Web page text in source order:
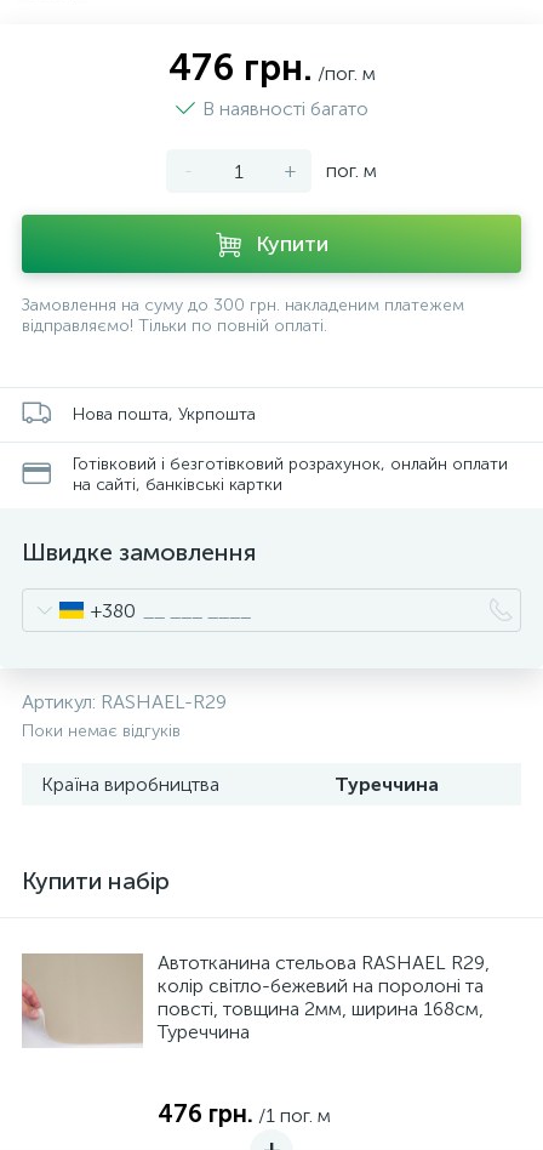
476 грн. /пог. м
В наявності багато
- + пог. м
Купити
Замовлення на суму до 300 грн. накладеним платежем
відправляємо! Тільки по повній оплаті.
Нова пошта, Укрпошта
Готівковий і безготівковий розрахунок, онлайн оплати
на сайті, банківські картки
Швидке замовлення
+380
Артикул: RASHAEL-R29
Поки немає відгуків
Країна виробництва Туреччина
Купити набір
Автотканина стельова RASHAEL R29,
колір світло-бежевий на поролоні та
повсті, товщина 2мм, ширина 168см,
Туреччина
476 грн. /1 пог. м